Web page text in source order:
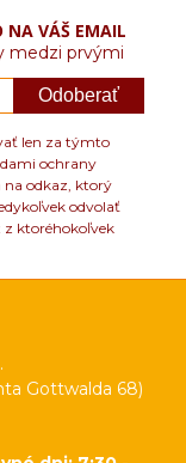
NA VÁŠ EMAIL
medzi prvými
Odoberať
len za týmto
ochrany
odkaz, ktorý
odvolať
ktoréhokoľvek
Gottwalda 68)